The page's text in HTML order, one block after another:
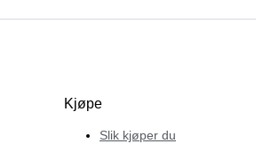
Kjøpe
Slik kjøper du